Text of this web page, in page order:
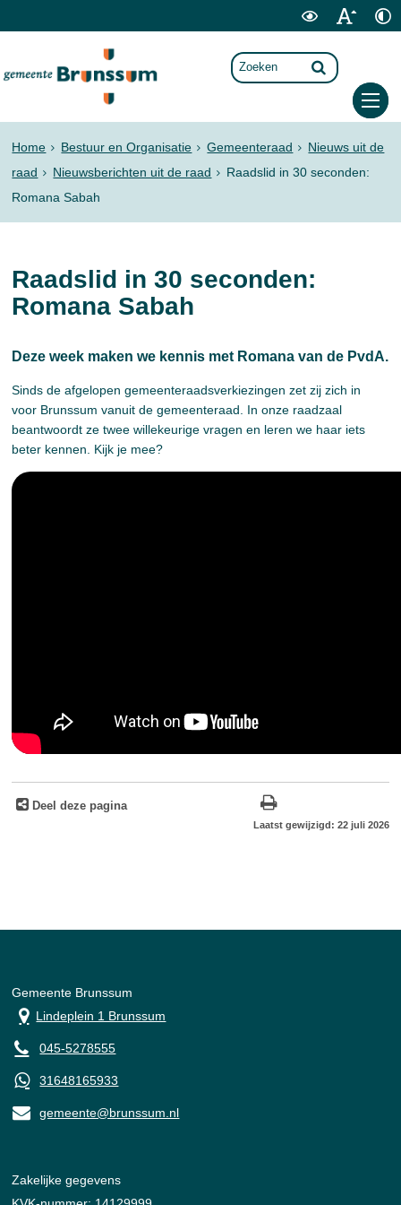
Home Bestuur en Organisatie Gemeenteraad
Nieuws uit de
raad
Nieuwsberichten uit de raad
Raadslid in 30 seconden:
Romana Sabah
Raadslid in 30 seconden:
Romana Sabah
Deze week maken we kennis met Romana van de PvdA.
Sinds de afgelopen gemeenteraadsverkiezingen zet zij zich in
voor Brunssum vanuit de gemeenteraad. In onze raadzaal
beantwoordt ze twee willekeurige vragen en leren we haar iets
beter kennen. Kijk je mee?
Deel deze pagina
Laatst gewijzigd: 22 juli 2026
Gemeente Brunssum
Lindeplein 1 Brunssum
045-5278555
31648165933
gemeente@brunssum.nl
Zakelijke gegevens